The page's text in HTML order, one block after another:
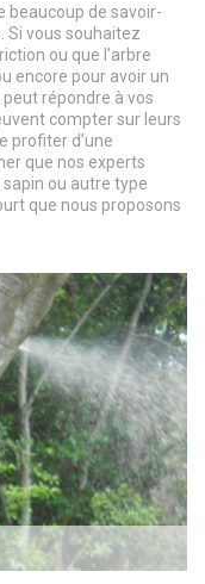
beaucoup de savoir-
Si vous souhaitez
ou que l’arbre
encore pour avoir un
répondre à vos
compter sur leurs
profiter d’une
que nos experts
ou autre type
que nous proposons